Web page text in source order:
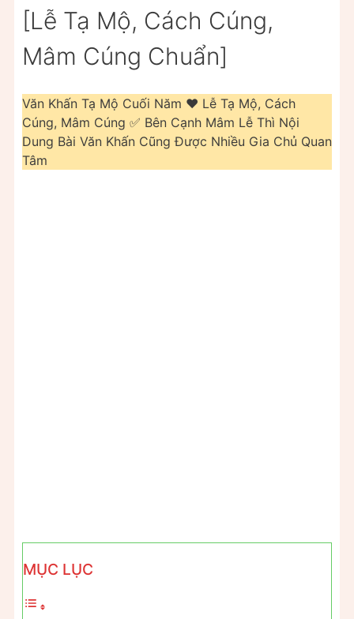
[Lễ Tạ Mộ, Cách Cúng,
Mâm Cúng Chuẩn]
Văn Khấn Tạ Mộ Cuối Năm ❤️️ Lễ Tạ Mộ, Cách
Cúng, Mâm Cúng ✅ Bên Cạnh Mâm Lễ Thì Nội
Dung Bài Văn Khấn Cũng Được Nhiều Gia Chủ Quan
Tâm
MỤC LỤC